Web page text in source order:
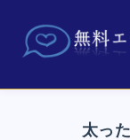
太っ